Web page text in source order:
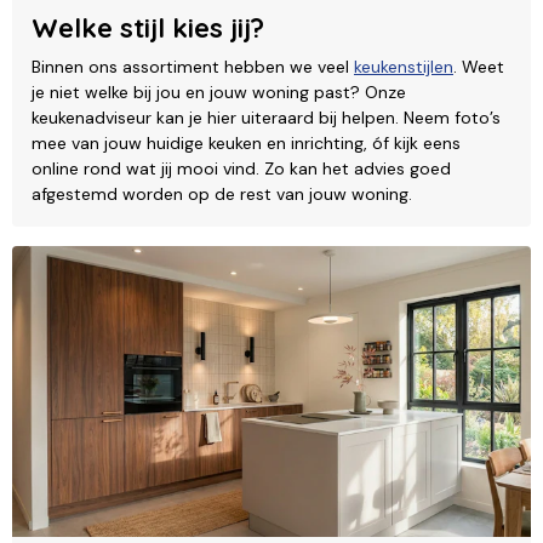
Welke stijl kies jij?
Binnen ons assortiment hebben we veel keukenstijlen. Weet
je niet welke bij jou en jouw woning past? Onze
keukenadviseur kan je hier uiteraard bij helpen. Neem foto’s
mee van jouw huidige keuken en inrichting, óf kijk eens
online rond wat jij mooi vind. Zo kan het advies goed
afgestemd worden op de rest van jouw woning.